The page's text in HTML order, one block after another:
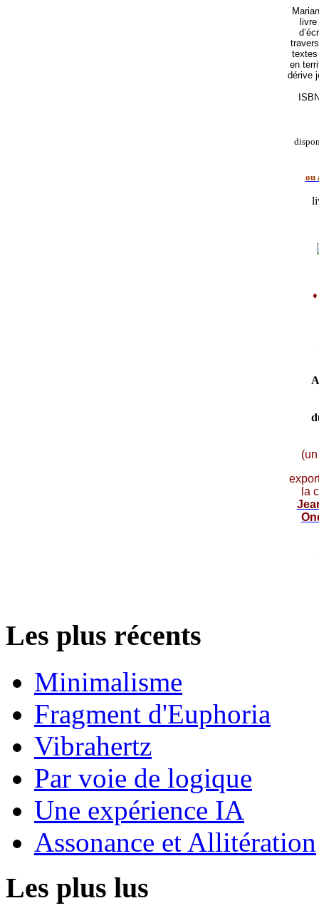
en
dérive
ou
♦
la
Les plus récents
Minimalisme
Fragment d'Euphoria
Vibrahertz
Par voie de logique
Une expérience IA
Assonance et Allitération
Les plus lus